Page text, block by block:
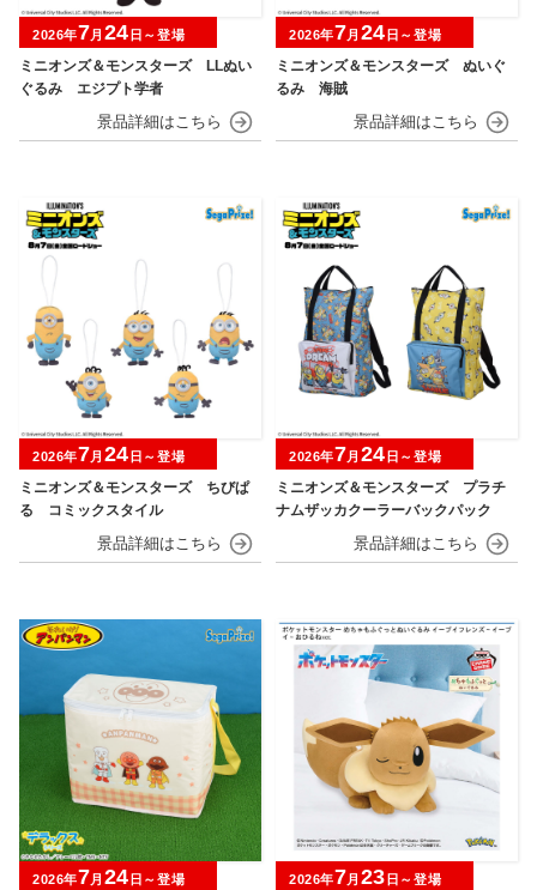
ミニオンズ＆モンスターズ LLぬい
ぐるみ エジプト学者
2026年7月 24 日～登場
ミニオンズ＆モンスターズ ぬいぐ
るみ 海賊
2026年7月 24 日～登場
ミニオンズ＆モンスターズ ちびぱ
る コミックスタイル
2026年7月 24 日～登場
ミニオンズ＆モンスターズ プラチ
ナムザッカクーラーバックパック
2026年7月 24 日～登場
2026年7月 24 日～登場 2026年7月 23 日～登場